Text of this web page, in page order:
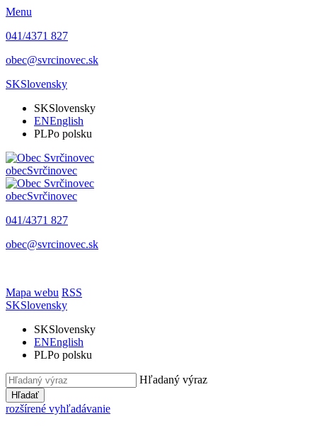
Menu
041/4371 827
obec@svrcinovec.sk
SKSlovensky
SKSlovensky
ENEnglish
PLPo polsku
obecSvrčinovec
obecSvrčinovec
041/4371 827
obec@svrcinovec.sk
Mapa webu RSS
SKSlovensky
SKSlovensky
ENEnglish
PLPo polsku
Hľadaný výraz
Hľadať
rozšírené vyhľadávanie